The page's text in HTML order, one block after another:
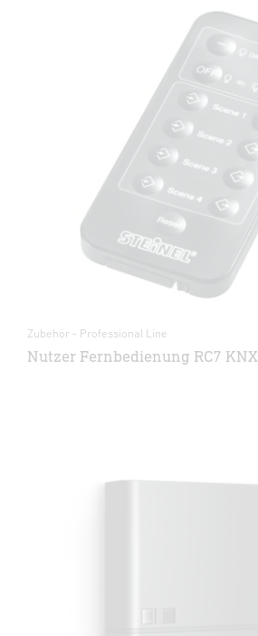
Zubehör - Professional Line
Nutzer Fernbedienung RC7 KNX